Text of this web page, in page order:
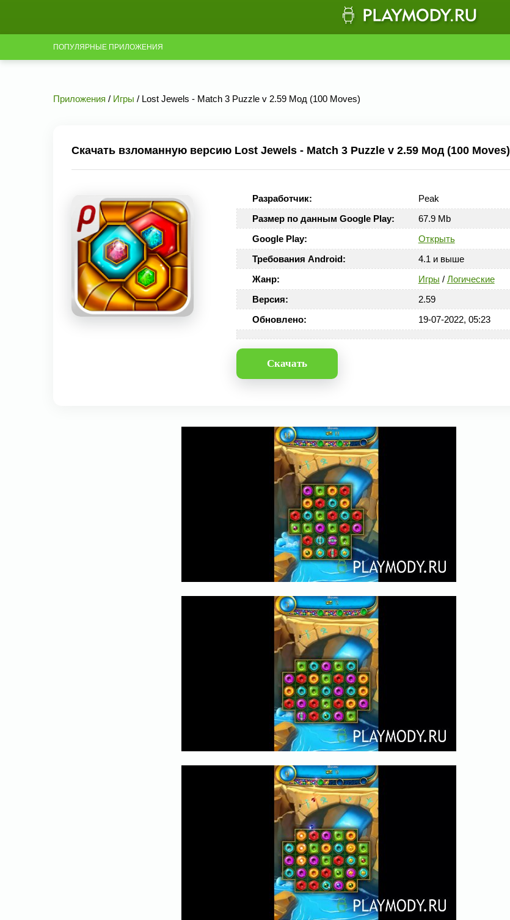
ПОПУЛЯРНЫЕ ПРИЛОЖЕНИЯ
Приложения / Игры / Lost Jewels - Match 3 Puzzle v 2.59 Мод (100 Moves)
Скачать взломанную версию Lost Jewels - Match 3 Puzzle v 2.59 Мод (100 Moves)
Разработчик:
Peak
Размер по данным Google Play:
67.9 Mb
Google Play:
Открыть
Требования Android:
4.1 и выше
Жанр:
Игры / Логические
Версия:
2.59
Обновлено:
19-07-2022, 05:23
Скачать